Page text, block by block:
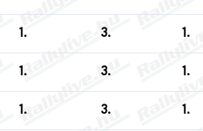
1. 3. 1.
1. 3. 1.
1. 3. 1.